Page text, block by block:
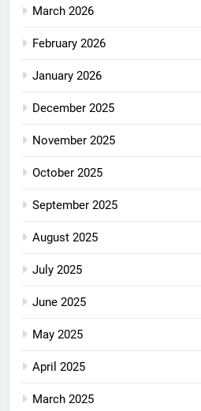
March 2026
February 2026
January 2026
December 2025
November 2025
October 2025
September 2025
August 2025
July 2025
June 2025
May 2025
April 2025
March 2025